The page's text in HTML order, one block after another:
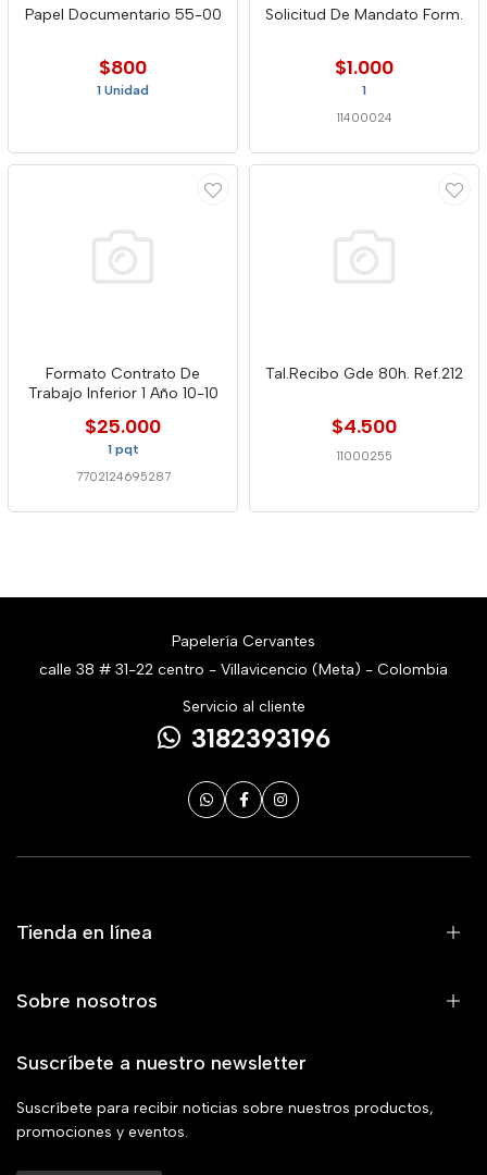
Papel Documentario 55-00
$800
1 Unidad
Solicitud De Mandato Form.
$1.000
1
11400024
Formato Contrato De
Trabajo Inferior 1 Año 10-10
$25.000
1 pqt
7702124695287
Tal.Recibo Gde 80h. Ref.212
$4.500
11000255
Papelería Cervantes
calle 38 # 31-22 centro - Villavicencio (Meta) - Colombia
Servicio al cliente
3182393196
Tienda en línea
Sobre nosotros
Suscríbete a nuestro newsletter
Suscríbete para recibir noticias sobre nuestros productos,
promociones y eventos.